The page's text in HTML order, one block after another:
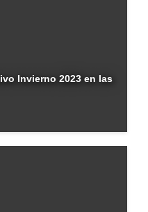
Invierno 2023 en las